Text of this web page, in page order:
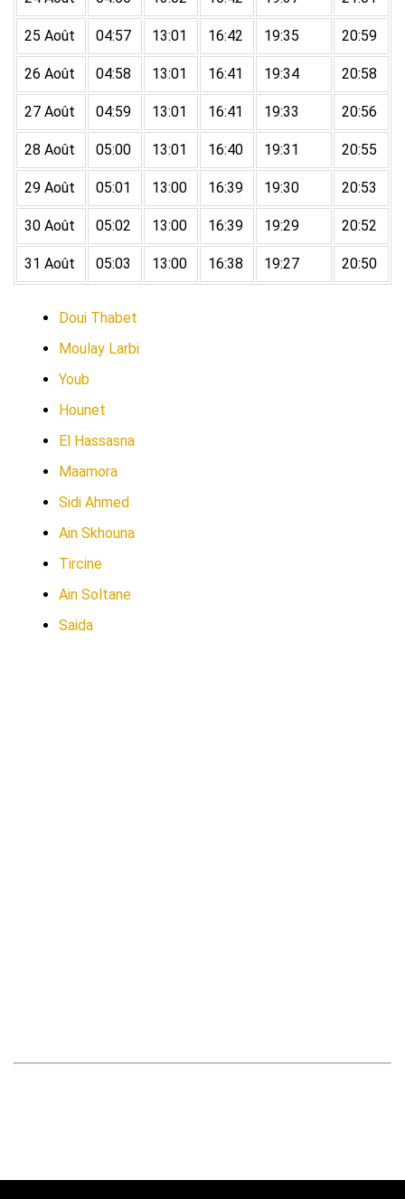
25 Août 04:57 13:01 16:42 19:35 20:59
26 Août 04:58 13:01 16:41 19:34 20:58
27 Août 04:59 13:01 16:41 19:33 20:56
28 Août 05:00 13:01 16:40 19:31 20:55
29 Août 05:01 13:00 16:39 19:30 20:53
30 Août 05:02 13:00 16:39 19:29 20:52
31 Août 05:03 13:00 16:38 19:27 20:50
Doui Thabet
Moulay Larbi
Youb
Hounet
El Hassasna
Maamora
Sidi Ahmed
Ain Skhouna
Tircine
Ain Soltane
Saida